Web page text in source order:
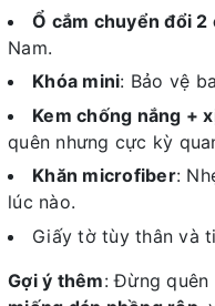
Ổ cắm chuyển đổi 2
Nam.
Khóa mini: Bảo vệ
Kem chống nắng +
quên nhưng cực kỳ
Khăn microfiber:
lúc nào.
Giấy tờ tùy thân và
Gợi ý thêm: Đừng quên